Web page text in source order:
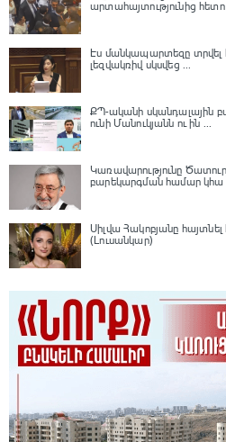
արտահայտությունից հետո
Էս մանկապարտեզը տրվել է
լեզվակռիվ սկսվեց ...
ՔՊ-ականի սկանդալային
ունի Մանուկյանն ու ին ...
Կառավարությունը
բարեկարգման համար կհա
Սիլվա Հակոբյանը
(Լուսանկար)